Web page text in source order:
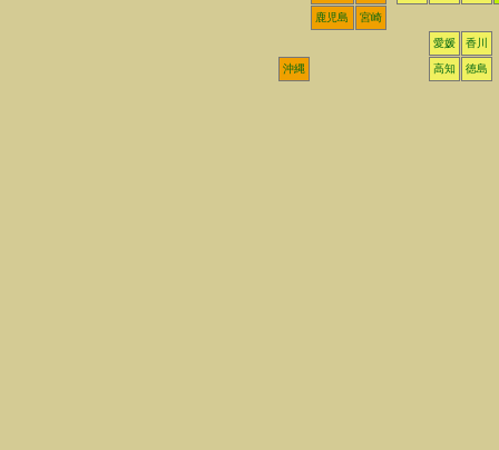
鹿児島 宮崎
愛媛 香川
沖縄 高知 徳島